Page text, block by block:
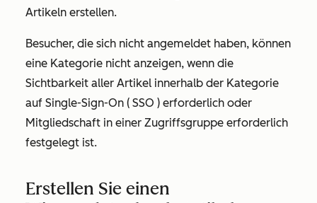
Artikeln erstellen.
Besucher, die sich nicht angemeldet haben, können
eine Kategorie nicht anzeigen, wenn die
Sichtbarkeit aller Artikel innerhalb der Kategorie
auf Single-Sign-On ( SSO ) erforderlich oder
Mitgliedschaft in einer Zugriffsgruppe erforderlich
festgelegt ist.
Erstellen Sie einen